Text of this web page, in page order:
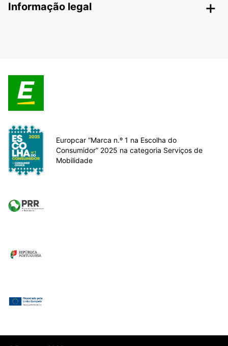
Informação legal
Europcar “Marca n.º 1 na Escolha do
Consumidor” 2025 na categoria Serviços de
Mobilidade